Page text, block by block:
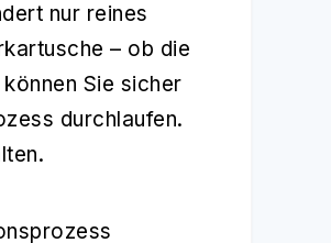
nur reines
– ob die
Sie sicher
durchlaufen.